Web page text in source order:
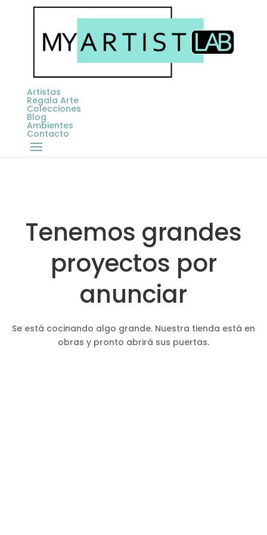
Artistas
Regala Arte
Colecciones
Blog
Ambientes
Contacto
Tenemos grandes
proyectos por
anunciar
Se está cocinando algo grande. Nuestra tienda está en
obras y pronto abrirá sus puertas.